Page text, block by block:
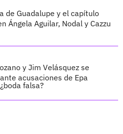
de Guadalupe y el capítulo
Ángela Aguilar, Nodal y Cazzu
y Jim Velásquez se
acusaciones de Epa
falsa?